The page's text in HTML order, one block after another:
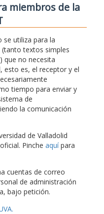
miembros de la
se utiliza para la
textos simples
que no necesita
esto es, el receptor y el
tiempo para enviar y
de
la comunicación
de Valladolid
Pinche aquípara
cuentas de correo
de administración
bajo petición.